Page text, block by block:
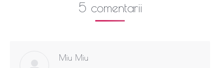
5 comentarii
Miu Miu